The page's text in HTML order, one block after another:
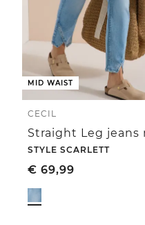
MID WAIST
CECIL
STYLE SCARLETT
€ 69,99